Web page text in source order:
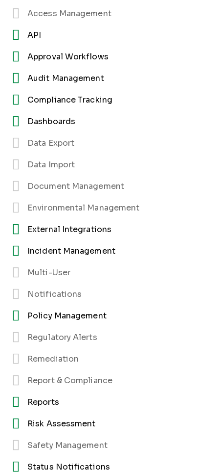
Access Management
API
Approval Workflows
Audit Management
Compliance Tracking
Dashboards
Data Export
Data Import
Document Management
Environmental Management
External Integrations
Incident Management
Multi-User
Notifications
Policy Management
Regulatory Alerts
Remediation
Report & Compliance
Reports
Risk Assessment
Safety Management
Status Notifications